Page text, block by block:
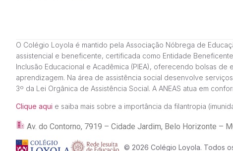
O Colégio Loyola é mantido pela Associação Nóbrega de
assistencial e beneficente, certificada como Entidade
Inclusão Educacional e Acadêmica (PIEA), oferecendo bolsas
aprendizagem. Na área de assistência social desenvolve
3º da Lei Orgânica de Assistência Social. A ANEAS atua em
Clique aqui e saiba mais sobre a importância da filantropia
Av. do Contorno, 7919 – Cidade Jardim, Belo Horizonte –
© 2026 Colégio Loyola. Todos